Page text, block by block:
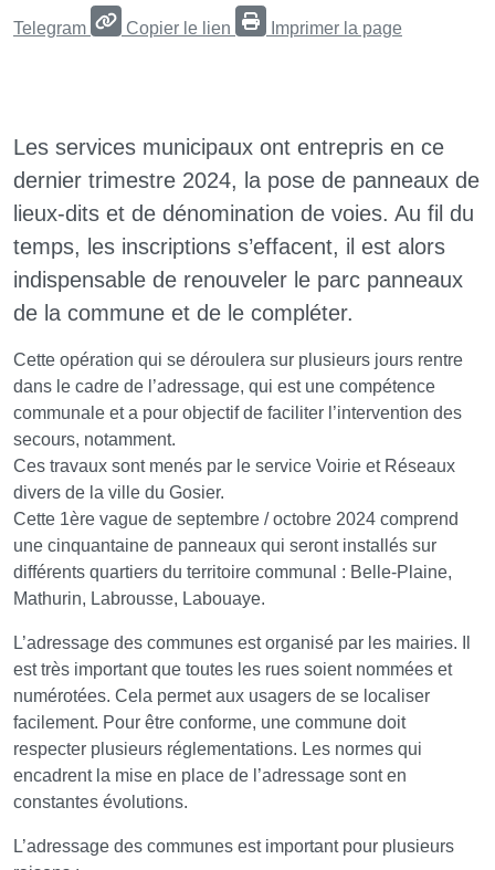
Telegram Copier le lien Imprimer la page
Les services municipaux ont entrepris en ce
dernier trimestre 2024, la pose de panneaux de
lieux-dits et de dénomination de voies. Au fil du
temps, les inscriptions s’effacent, il est alors
indispensable de renouveler le parc panneaux
de la commune et de le compléter.
Cette opération qui se déroulera sur plusieurs jours rentre
dans le cadre de l’adressage, qui est une compétence
communale et a pour objectif de faciliter l’intervention des
secours, notamment.
Ces travaux sont menés par le service Voirie et Réseaux
divers de la ville du Gosier.
Cette 1ère vague de septembre / octobre 2024 comprend
une cinquantaine de panneaux qui seront installés sur
différents quartiers du territoire communal : Belle-Plaine,
Mathurin, Labrousse, Labouaye.
L’adressage des communes est organisé par les mairies. Il
est très important que toutes les rues soient nommées et
numérotées. Cela permet aux usagers de se localiser
facilement. Pour être conforme, une commune doit
respecter plusieurs réglementations. Les normes qui
encadrent la mise en place de l’adressage sont en
constantes évolutions.
L’adressage des communes est important pour plusieurs